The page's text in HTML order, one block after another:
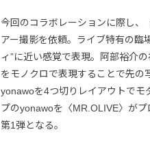
今回のコラボレーションに際し、
アー撮影を依頼。ライブ特有の臨
ィ”に近い感覚で表現。阿部裕介
をモノクロで表現することで先の
yonawoを4つ切りレイアウトでモ
プのyonawoを〈MR.OLIVE〉が
第1弾となる。